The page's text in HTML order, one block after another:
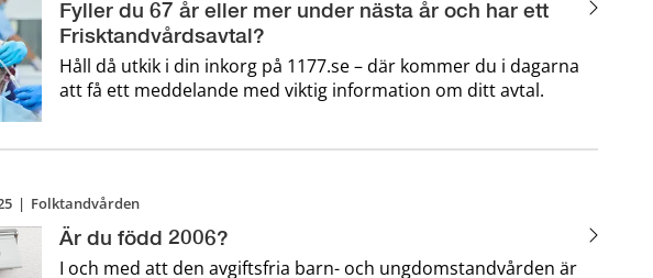
Fyller du 67 år eller mer under nästa år och har ett
Frisktandvårdsavtal?
Håll då utkik i din inkorg på 1177.se – där kommer du i dagarna
att få ett meddelande med viktig information om ditt avtal.
| Folktandvården
Är du född 2006?
I och med att den avgiftsfria barn- och ungdomstandvården är